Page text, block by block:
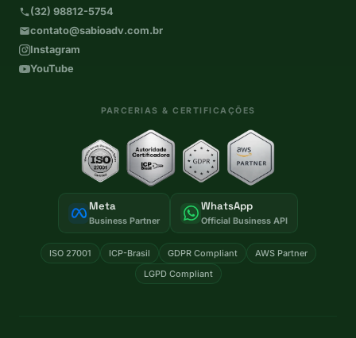
PARCERIAS & CERTIFICAÇÕES
Meta
Business Partner
WhatsApp
Official Business API
ISO 27001 ICP-Brasil GDPR Compliant
AWS Partner
LGPD Compliant
(32) 98812-5754
contato@sabioadv.com.br
Instagram
YouTube